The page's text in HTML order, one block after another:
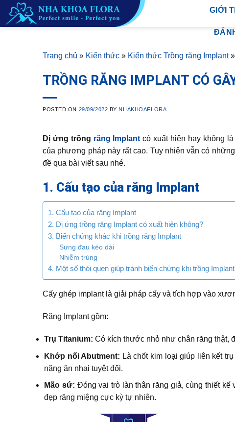
Skip
GIỚI
Trang chủ » Kiến thức » Kiến thức Trồng răng Implant»
TRỒNG RĂNG IMPLANT CÓ
POSTED ON 29/09/2022 BYNHAKHOAFLORA
Dị ứng trồng răng Implant có xuất hiện hay không
của phương pháp này rất cao. Tuy nhiên vẫn có
đề qua bài viết sau nhé.
1. Cấu tạo của răng Implant
1. Cấu tạo của răng Implant
2. Dị ứng trồng răng Implant có xuất hiện không?
3. Biến chứng khác khi trồng răng Implant
Sưng đau kéo dài
Nhiễm trùng
4. Một số thói quen giúp tránh biến chứng khi trồng Implant
Cấy ghép implant là giải pháp cấy và tích hợp vào
Răng Implant gồm:
Trụ Titanium:Có kích thước nhỏ như chân răng thật,
Khớp nối Abutment: Là chốt kim loại giúp liên kết
năng ăn nhai tuyệt đối.
Mão sứ: Đóng vai trò làn thân răng giả, cùng thiết
đẹp răng miệng cực kỳ tự nhiên.